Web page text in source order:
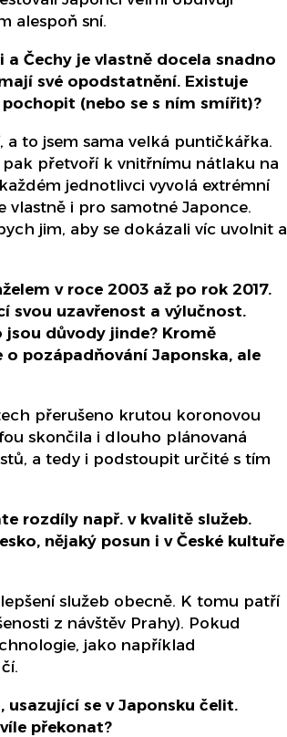
alespoň sní.
Čechy je vlastně docela snadno
své opodstatnění. Existuje
(nebo se s ním smířit)?
to jsem sama velká puntičkářka.
přetvoří k vnitřnímu nátlaku na
jednotlivci vyvolá extrémní
vlastně i pro samotné Japonce.
jim, aby se dokázali víc uvolnit a
v roce 2003 až po rok 2017.
svou uzavřenost a výlučnost.
jsou důvody jinde? Kromě
o pozápadňování Japonska, ale
přerušeno krutou koronovou
skončila i dlouho plánovaná
a tedy i podstoupit určité s tím
rozdíly např. v kvalitě služeb.
nějaký posun i v České kultuře
služeb obecně. K tomu patří
z návštěv Prahy). Pokud
jako například
usazující se v Japonsku čelit.
překonat?